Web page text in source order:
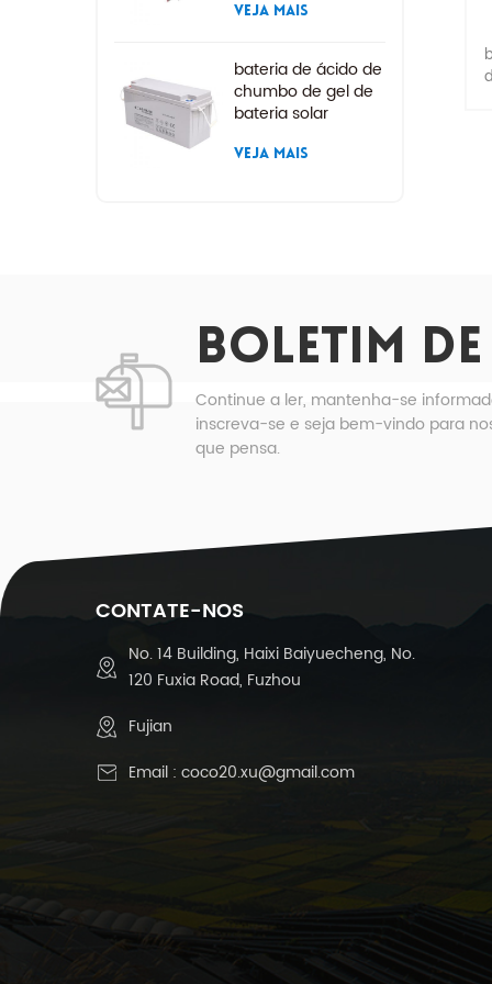
VEJA MAIS
bateria de ácido de
chumbo de gel de
bateria solar
VEJA MAIS
BOLETIM
Continue a ler, mantenha-se
inscreva-se e seja bem-vindo para
que pensa.
CONTATE-NOS
No. 14 Building, Haixi Baiyuecheng, No.
120 Fuxia Road, Fuzhou
Fujian
Email : coco20.xu@gmail.com